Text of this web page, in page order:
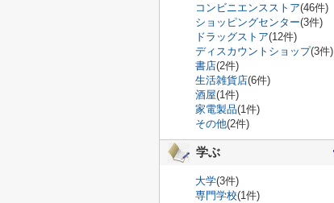
コンビニエンスストア(46件)
ショッピングセンター(3件)
ドラッグストア(12件)
ディスカウントショップ(3件)
書店(2件)
生活雑貨店(6件)
酒屋(1件)
家電製品(1件)
その他(2件)
学ぶ
大学(3件)
専門学校(1件)